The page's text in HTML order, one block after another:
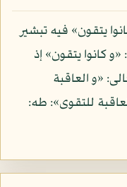
يتقون» فيه تبشير
كانوا يتقون» إذ
«و العاقبة
و قال: «و العاقبة للتقوى»: طه: